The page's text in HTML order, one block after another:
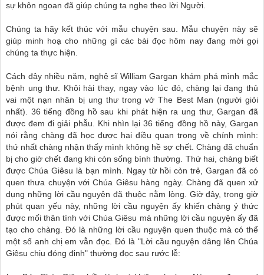
sự khôn ngoan đã giúp chúng ta nghe theo lời Người.
Chúng ta hãy kết thúc với mẫu chuyện sau. Mẫu chuyện này sẽ
giúp minh hoạ cho những gì các bài đọc hôm nay đang mời gọi
chúng ta thực hiện.
Cách đây nhiều năm, nghệ sĩ William Gargan khám phá mình mắc
bệnh ung thư. Khôi hài thay, ngay vào lúc đó, chàng lại đang thủ
vai một nạn nhân bị ung thư trong vở The Best Man (người giỏi
nhất). 36 tiếng đồng hồ sau khi phát hiện ra ung thư, Gargan đã
được đem đi giải phẫu. Khi nhìn lại 36 tiếng đồng hồ này, Gargan
nói rằng chàng đã học được hai điều quan trọng về chính mình:
thứ nhất chàng nhận thấy mình không hề sợ chết. Chàng đã chuẩn
bị cho giờ chết đang khi còn sống bình thường. Thứ hai, chàng biết
được Chúa Giêsu là bạn mình. Ngay từ hồi còn trẻ, Gargan đã có
quen thưa chuyện với Chúa Giêsu hàng ngày. Chàng đã quen xử
dụng những lời cầu nguyện đã thuộc nằm lòng. Giờ đây, trong giờ
phút quan yếu này, những lời cầu nguyện ấy khiến chàng ý thức
được mối thân tình với Chúa Giêsu mà những lời cầu nguyện ấy đã
tạo cho chàng. Ðó là những lời cầu nguyện quen thuộc mà có thể
một số anh chị em vẫn đọc. Ðó là "Lời cầu nguyện dâng lên Chúa
Giêsu chịu đóng đinh" thường đọc sau rước lễ: